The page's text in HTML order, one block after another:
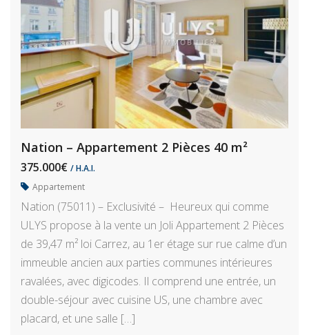
Nation – Appartement 2 Pièces 40 m²
375.000€ / H.A.I.
Appartement
Nation (75011) – Exclusivité – Heureux qui comme
ULYS propose à la vente un Joli Appartement 2 Pièces
de 39,47 m² loi Carrez, au 1er étage sur rue calme d’un
immeuble ancien aux parties communes intérieures
ravalées, avec digicodes. Il comprend une entrée, un
double-séjour avec cuisine US, une chambre avec
placard, et une salle […]